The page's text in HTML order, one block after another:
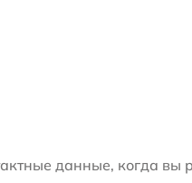
данные, когда вы